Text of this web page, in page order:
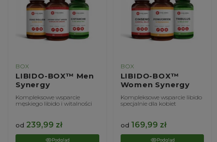
BOX
LIBIDO-BOX™ Men
Synergy
Kompleksowe wsparcie
męskiego libido i witalności
od 239,99 zł
Podgląd
BOX
LIBIDO-BOX™
Women Synergy
Kompleksowe wsparcie libido
specjalnie dla kobiet
od 169,99 zł
Podgląd